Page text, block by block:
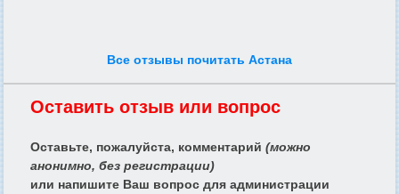
Все отзывы почитать Астана
Оставить отзыв или вопрос
Оставьте, пожалуйста, комментарий (можно
анонимно, без регистрации)
или напишите Ваш вопрос для администрации